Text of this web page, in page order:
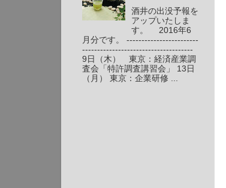
酒井の出没予報を
アップいたしま
す。 2016年6
月分です。 ------------------------
-------------------------------------
9日（木） 東京：経済産業調
査会「特許調査講習会」 13日
（月） 東京：企業研修 ...